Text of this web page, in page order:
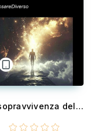
La sopravvivenza dell’Io - L’io come nube informazionale e il suo percorso in altre dimensioni. Coscienza quantistica, conservazione dell’esperienza e universi multidimensionali